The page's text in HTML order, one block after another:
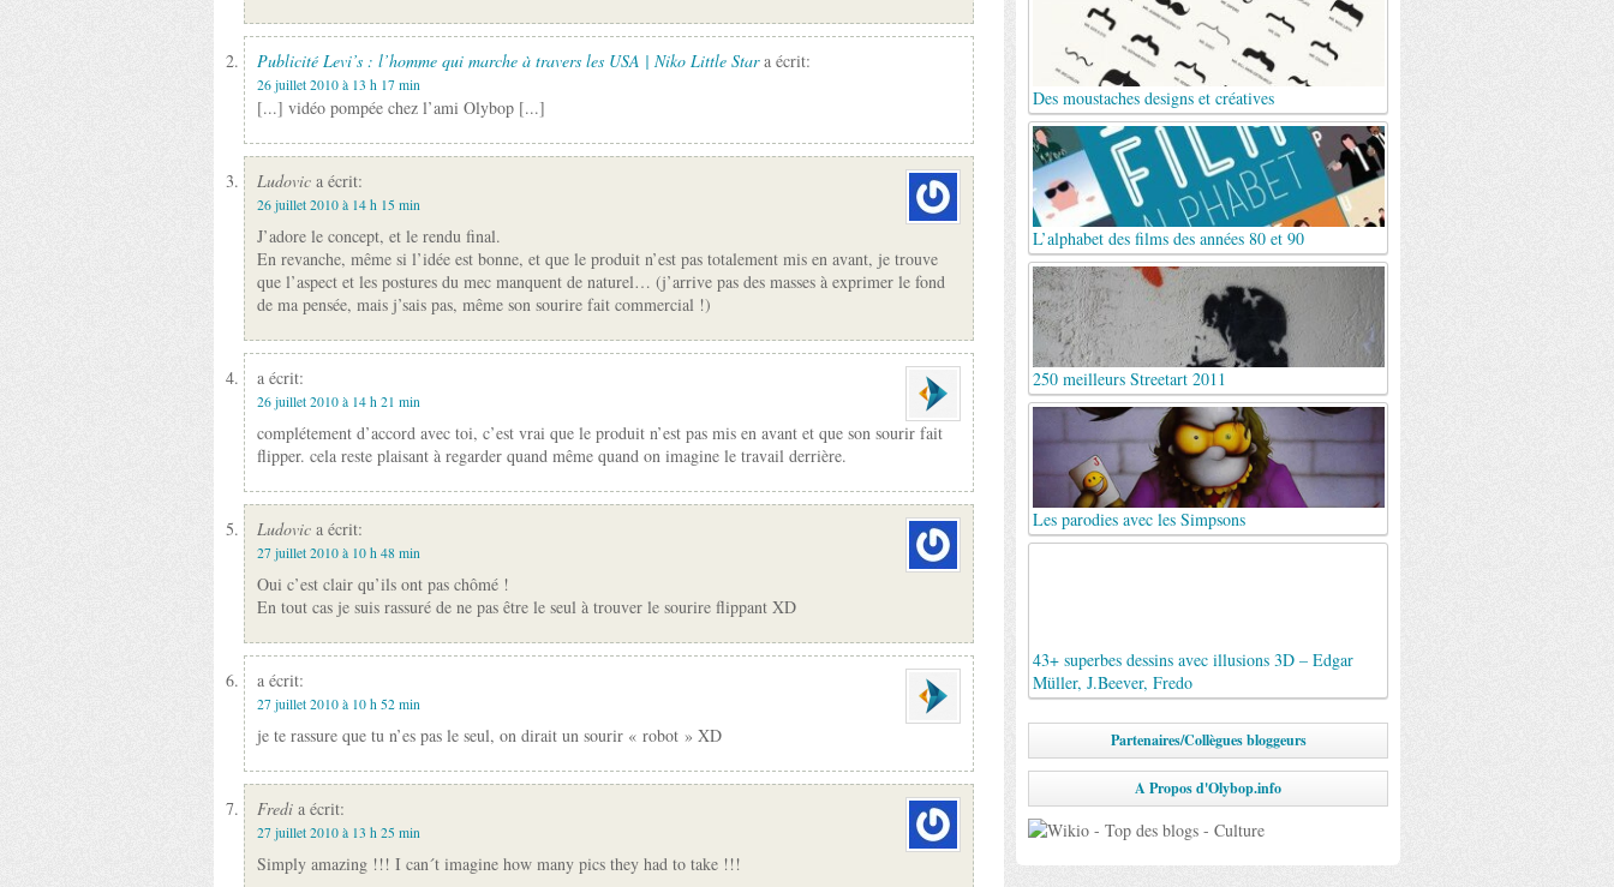
Publicité Levi’s : l’homme qui marche à travers les USA | Niko Little Stara écrit:
26 juillet 2010 à 13 h 17 min
[...] vidéo pompée chez l’ami Olybop [...]
Ludovic a écrit:
26 juillet 2010 à 14 h 15 min
J’adore le concept, et le rendu final.
En revanche, même si l’idée est bonne, et que le produit n’est pas totalement mis en avant, je trouve
que l’aspect et les postures du mec manquent de naturel… (j’arrive pas des masses à exprimer le fond
de ma pensée, mais j’sais pas, même son sourire fait commercial !)
a écrit:
26 juillet 2010 à 14 h 21 min
complétement d’accord avec toi, c’est vrai que le produit n’est pas mis en avant et que son sourir fait
flipper. cela reste plaisant à regarder quand même quand on imagine le travail derrière.
Ludovic a écrit:
27 juillet 2010 à 10 h 48 min
Oui c’est clair qu’ils ont pas chômé !
En tout cas je suis rassuré de ne pas être le seul à trouver le sourire flippant XD
a écrit:
27 juillet 2010 à 10 h 52 min
je te rassure que tu n’es pas le seul, on dirait un sourir « robot » XD
Fredi a écrit:
27 juillet 2010 à 13 h 25 min
Simply amazing !!! I can´t imagine how many pics they had to take !!!
Des moustaches designs et créatives
L’alphabet des films des années 80 et 90
250 meilleurs Streetart 2011
Les parodies avec les Simpsons
43+ superbes dessins avec illusions 3D – Edgar
Müller, J.Beever, Fredo
Partenaires/Collègues bloggeurs
A Propos d'Olybop.info